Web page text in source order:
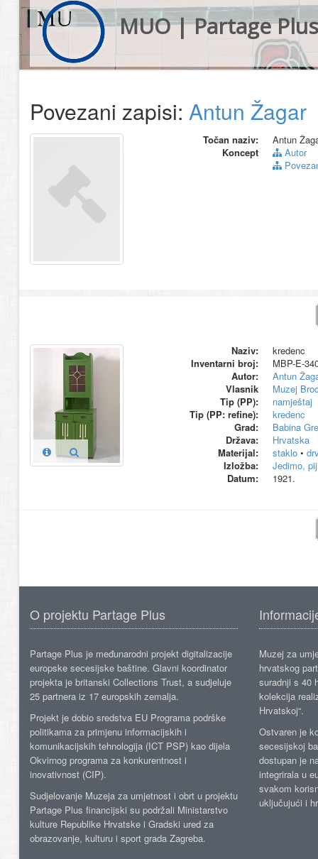
MUO | Partage Plus
Povezani zapisi: Antun Žagar
Točan naziv:
Antun
Koncept
Autor
Naziv:
kredenc
Inventarni broj:
MBP-E-
Autor:
Antun
Vlasnik
Muzej
Tip (PP):
namještaj
Tip (PP: refine):
kredenc
Grad:
Babina
Država:
Hrvatska
Materijal:
staklo•
Izložba:
Jedimo,
Datum:
1921.
O projektu Partage Plus
Partage Plus je međunarodni projekt digitalizacije
europske secesijske baštine. Glavni koordinator
projekta je britanski Collections Trust, a sudjeluje
25 partnera iz 17 europskih zemalja.
Projekt je dobio sredstva EU Programa podrške
politikama za primjenu informacijskih i
komunikacijskih tehnologija (ICT PSP) kao dijela
Okvirnog programa za konkurentnost i
inovativnost (CIP).
Sudjelovanje Muzeja za umjetnost i obrt u projektu
Partage Plus financijski su podržali Ministarstvo
kulture Republike Hrvatske i Gradski ured za
obrazovanje, kulturu i sport grada Zagreba.
Muzej za
hrvatskog
suradnji s 40
kolekcija
Hrvatskoj“.
Ostvaren je
secesijskoj
dostupan je
integrirala u
svakom
uključujući i